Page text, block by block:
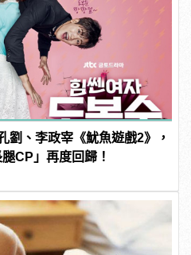
劉、李政宰《魷魚遊戲2》，
CP」再度回歸！